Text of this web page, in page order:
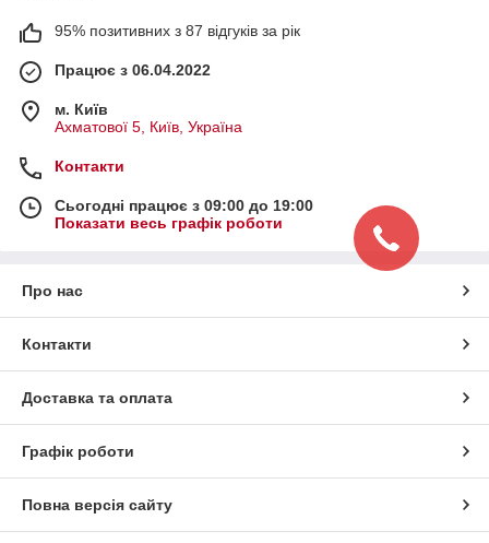
95% позитивних з 87 відгуків за рік
Працює з 06.04.2022
м. Київ
Ахматової 5, Київ, Україна
Контакти
Сьогодні працює з 09:00 до 19:00
Показати весь графік роботи
Про нас
Контакти
Доставка та оплата
Графік роботи
Повна версія сайту